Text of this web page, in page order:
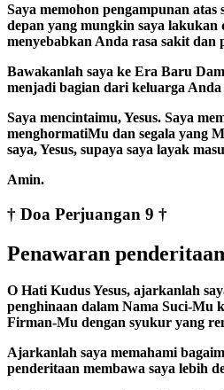
Saya memohon pengampunan atas
depan yang mungkin saya lakukan
menyebabkan Anda rasa sakit dan
Bawakanlah saya ke Era Baru
menjadi bagian dari keluarga Anda
Saya mencintaimu, Yesus. Saya
menghormatiMu dan segala yang
saya, Yesus, supaya saya layak
Amin.
† Doa Perjuangan 9 †
Penawaran
O Hati Kudus Yesus, ajarkanlah
penghinaan dalam Nama Suci-Mu
Firman-Mu dengan syukur yang
Ajarkanlah saya memahami
penderitaan membawa saya lebih